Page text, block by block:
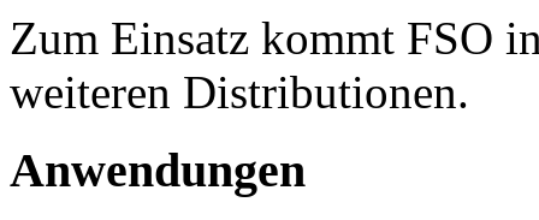
Zum Einsatz kommt FSO
weiteren Distributionen.
Anwendungen